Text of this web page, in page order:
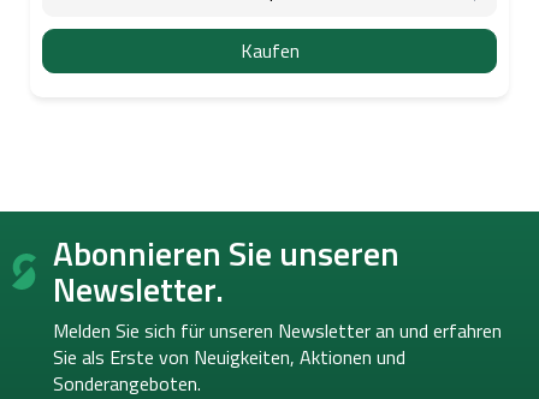
Kaufen
F
ß Abonnieren Sie unseren
Newsletter.
Melden Sie sich für unseren Newsletter an und erfahren
Sie als Erste von Neuigkeiten, Aktionen und
Sonderangeboten.